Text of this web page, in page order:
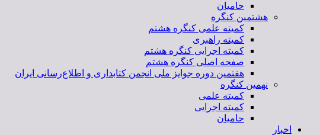
حامیان
هشتمین کنگره
کمیته علمی کنگره هشتم
کمیته راهبری
کمیته اجرایی کنگره هشتم
صفحه اصلی کنگره هشتم
هفتمین دوره جوایز ملی انجمن کتابداری و اطلاع‌رسانی ایران
نهمین کنگره
کمیته علمی
کمیته اجرایی
حامیان
اخبار